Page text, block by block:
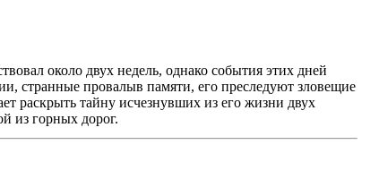
около двух недель, однако события этих дней
странные провалыв памяти, его преследуют зловещие
раскрыть тайну исчезнувших из его жизни двух
из горных дорог.